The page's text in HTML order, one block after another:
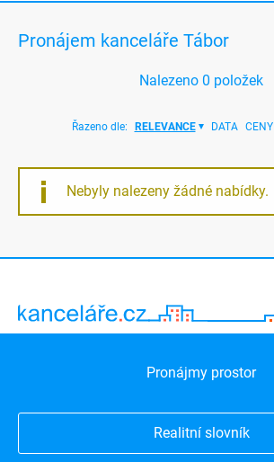
Pronájem kanceláře Tábor
Nalezeno 0 položek
Řazeno dle: RELEVANCE DATA CENY
Nebyly nalezeny žádné nabídky.
Pronájmy prostor
Realitní slovník